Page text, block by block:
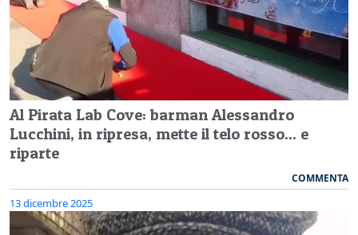
Al Pirata Lab Cove: barman Alessandro
Lucchini, in ripresa, mette il telo rosso... e
riparte
COMMENTA
13 dicembre 2025